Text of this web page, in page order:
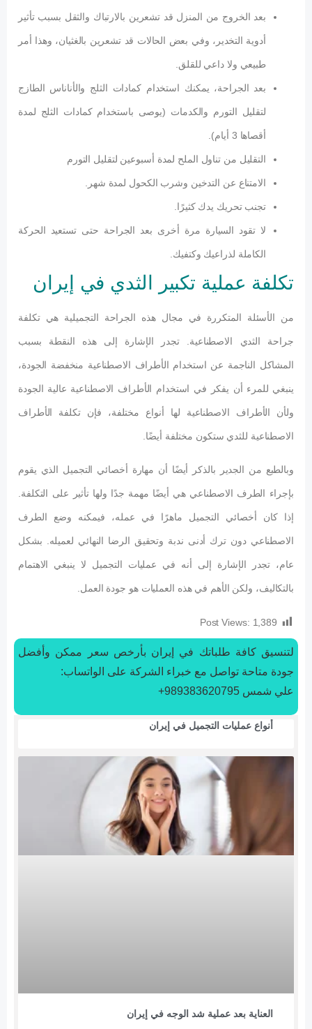
بعد الخروج من المنزل قد تشعرين بالارتباك والثقل بسبب تأثير
أدوية التخدير، وفي بعض الحالات قد تشعرين بالغثيان، وهذا أمر
طبيعي ولا داعي للقلق.
بعد الجراحة، يمكنك استخدام كمادات الثلج والأناناس الطازج
لتقليل التورم والكدمات (يوصى باستخدام كمادات الثلج لمدة
أقصاها 3 أيام).
التقليل من تناول الملح لمدة أسبوعين لتقليل التورم
الامتناع عن التدخين وشرب الكحول لمدة شهر.
تجنب تحريك يدك كثيرًا.
لا تقود السيارة مرة أخرى بعد الجراحة حتى تستعيد الحركة
الكاملة لذراعيك وكتفيك.
تكلفة عملية تكبير الثدي في إيران
من الأسئلة المتكررة في مجال هذه الجراحة التجميلية هي تكلفة
جراحة الثدي الاصطناعية. تجدر الإشارة إلى هذه النقطة بسبب
المشاكل الناجمة عن استخدام الأطراف الاصطناعية منخفضة الجودة،
ينبغي للمرء أن يفكر في استخدام الأطراف الاصطناعية عالية الجودة
ولأن الأطراف الاصطناعية لها أنواع مختلفة، فإن تكلفة الأطراف
الاصطناعية للثدي ستكون مختلفة أيضًا.
وبالطبع من الجدير بالذكر أيضًا أن مهارة أخصائي التجميل الذي يقوم
بإجراء الطرف الاصطناعي هي أيضًا مهمة جدًا ولها تأثير على التكلفة.
إذا كان أخصائي التجميل ماهرًا في عمله، فيمكنه وضع الطرف
الاصطناعي دون ترك أدنى ندبة وتحقيق الرضا النهائي لعميله. بشكل
عام، تجدر الإشارة إلى أنه في عمليات التجميل لا ينبغي الاهتمام
بالتكاليف، ولكن الأهم في هذه العمليات هو جودة العمل.
Post Views: 1,389
لتنسیق كافة طلباتك في إيران بأرخص سعر ممكن وأفضل
جودة متاحة تواصل مع خبراء الشركة على الواتساب:
علي شمس 989383620795+
أنواع عمليات التجميل في إيران
العناية بعد عملية شد الوجه في إيران